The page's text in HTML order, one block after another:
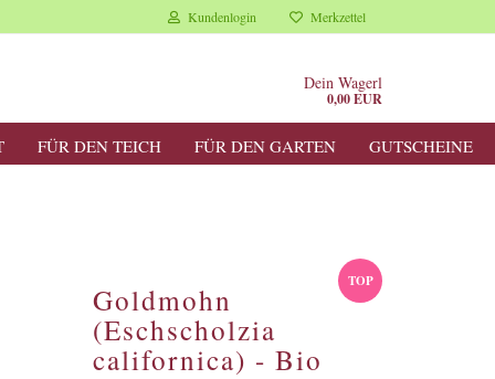
Kundenlogin Merkzettel
Dein Wagerl
0,00 EUR
FÜR DEN TEICH FÜR DEN GARTEN GUTSCHEINE
TOP
Goldmohn
(Eschscholzia
californica) - Bio